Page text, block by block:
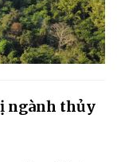
ngành thủy